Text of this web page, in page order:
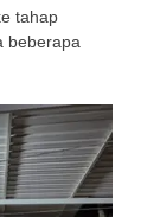
tahap
beberapa